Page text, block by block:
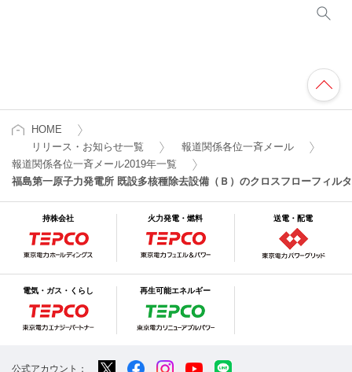
HOME
リリース・お知らせ一覧
報道関係各位一斉メール
報道関係各位一斉メール2019年一覧
福島第一原子力発電所 既設多核種除去設備（Ｂ）のクロスフローフィル
持株会社 火力発電・燃料 送電・配電
電気・ガス・くらし 再生可能エネルギー
公式アカウント：